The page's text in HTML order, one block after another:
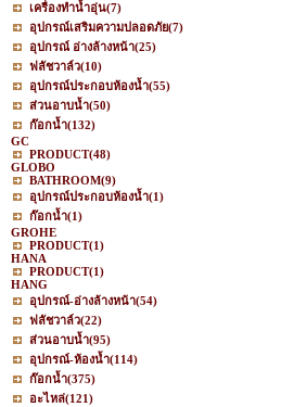
เครื่องทำน้ำอุ่น(7)
อุปกรณ์เสริมความปลอดภัย(7)
อุปกรณ์ อ่างล้างหน้า(25)
ฟลัชวาล์ว(10)
อุปกรณ์ประกอบห้องน้ำ(55)
ส่วนอาบน้ำ(50)
ก๊อกน้ำ(132)
GC
PRODUCT(48)
GLOBO
BATHROOM(9)
อุปกรณ์ประกอบห้องน้ำ(1)
ก๊อกน้ำ(1)
GROHE
PRODUCT(1)
HANA
PRODUCT(1)
HANG
อุปกรณ์-อ่างล้างหน้า(54)
ฟลัชวาล์ว(22)
ส่วนอาบน้ำ(95)
อุปกรณ์-ห้องน้ำ(114)
ก๊อกน้ำ(375)
อะไหล่(121)